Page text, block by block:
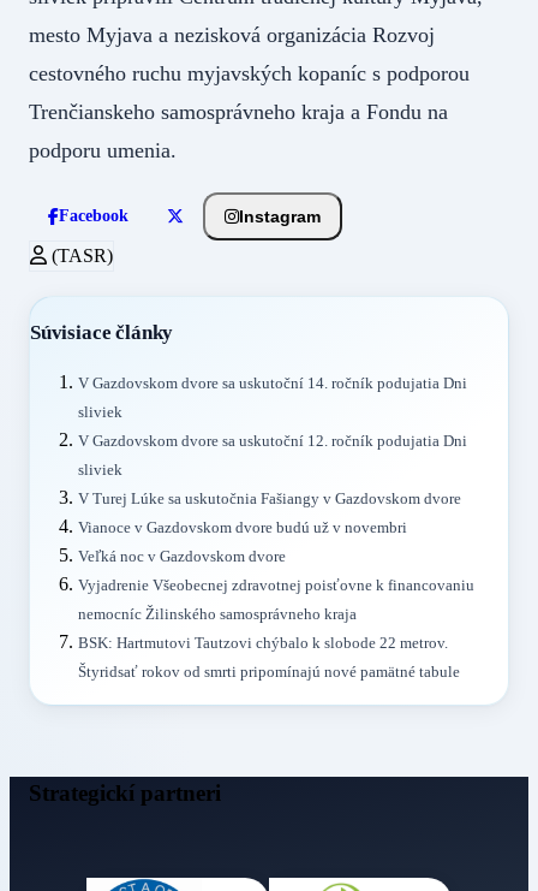
mesto Myjava a nezisková organizácia Rozvoj
cestovného ruchu myjavských kopaníc s podporou
Trenčianskeho samosprávneho kraja a Fondu na
podporu umenia.
Facebook Instagram
(TASR)
Súvisiace články
V Gazdovskom dvore sa uskutoční 14. ročník podujatia Dni
sliviek
V Gazdovskom dvore sa uskutoční 12. ročník podujatia Dni
sliviek
V Turej Lúke sa uskutočnia Fašiangy v Gazdovskom dvore
Vianoce v Gazdovskom dvore budú už v novembri
Veľká noc v Gazdovskom dvore
Vyjadrenie Všeobecnej zdravotnej poisťovne k financovaniu
nemocníc Žilinského samosprávneho kraja
BSK: Hartmutovi Tautzovi chýbalo k slobode 22 metrov.
Štyridsať rokov od smrti pripomínajú nové pamätné tabule
Strategickí partneri